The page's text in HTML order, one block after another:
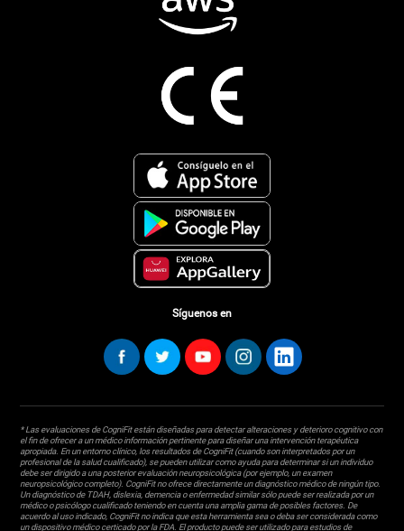
Síguenos en
* Las evaluaciones de CogniFit están diseñadas para detectar alteraciones y deterioro cognitivo con
el fin de ofrecer a un médico información pertinente para diseñar una intervención terapéutica
apropiada. En un entorno clínico, los resultados de CogniFit (cuando son interpretados por un
profesional de la salud cualificado), se pueden utilizar como ayuda para determinar si un individuo
debe ser dirigido a una posterior evaluación neuropsicológica (por ejemplo, un examen
neuropsicológico completo). CogniFit no ofrece directamente un diagnóstico médico de ningún tipo.
Un diagnóstico de TDAH, dislexia, demencia o enfermedad similar sólo puede ser realizada por un
médico o psicólogo cualificado teniendo en cuenta una amplia gama de posibles factores. De
acuerdo al uso indicado, CogniFit no indica que esta herramienta sea o deba ser considerada como
un dispositivo médico certicado por la FDA. El producto puede ser utilizado para estudios de